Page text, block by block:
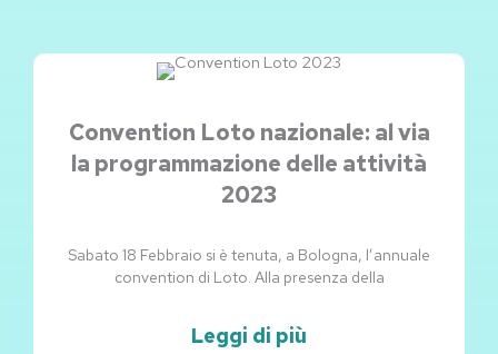
Convention Loto nazionale: al via
la programmazione delle attività
2023
Sabato 18 Febbraio si è tenuta, a Bologna, l’annuale
convention di Loto. Alla presenza della
Leggi di più